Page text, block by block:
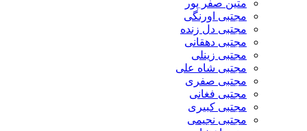
متین صفر پور
مجتبی اورنگی
مجتبی دل زنده
مجتبی دهقانی
مجتبی زینلی
مجتبی شاه علی
مجتبی صفری
مجتبی فغانی
مجتبی کبیری
مجتبی نجیمی